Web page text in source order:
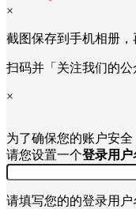
×
截图保存到手机相册
扫码并「关注我们的
×
为了确保您的账户安全
请您设置一个登录用户
请填写您的的登录用户